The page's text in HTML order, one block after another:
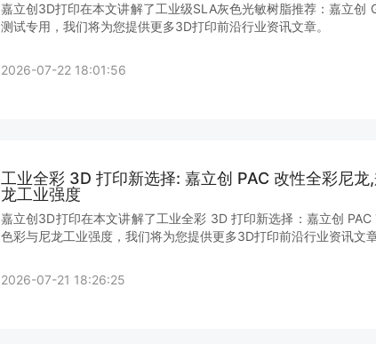
嘉立创3D打印在本文讲解了工业级SLA灰色光敏树脂推荐：嘉立创
测试专用，我们将为您提供更多3D打印前沿行业资讯文章。
2026-07-22 18:01:56
工业全彩 3D 打印新选择: 嘉立创 PAC 改性全彩尼龙
龙工业强度
嘉立创3D打印在本文讲解了工业全彩 3D 打印新选择：嘉立创
色彩与尼龙工业强度，我们将为您提供更多3D打印前沿行业资讯文章
2026-07-21 18:26:25